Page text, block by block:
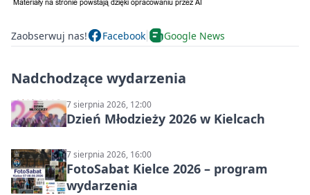
Zaobserwuj nas! Facebook Google News
Nadchodzące wydarzenia
7 sierpnia 2026, 12:00
Dzień Młodzieży 2026 w Kielcach
7 sierpnia 2026, 16:00
FotoSabat Kielce 2026 – program
wydarzenia